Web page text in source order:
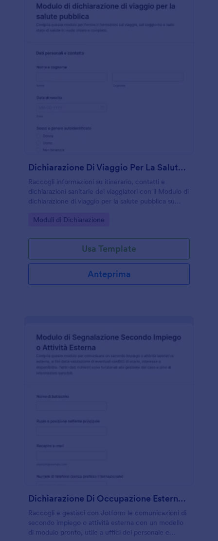
Dichiarazione Di Viaggio Per La Salute Pubblica
Raccogli informazioni su itinerario, contatti e
dichiarazioni sanitarie dei viaggiatori con il Modulo di
dichiarazione di viaggio per la salute pubblica su
accoglienza e organizzazioni che gestiscono
Go to Category:
Moduli di Dichiarazione
Usa Template
Anteprima
Dichiarazione Di Occupazione Esterna Form
Raccogli e gestisci con Jotform le comunicazioni di
secondo impiego o attività esterna con un modello
di modulo pronto, utile a uffici del personale e